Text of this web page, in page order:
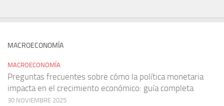
MACROECONOMÍA
MACROECONOMÍA
Preguntas frecuentes sobre cómo la política monetaria
impacta en el crecimiento económico: guía completa
30 NOVIEMBRE 2025